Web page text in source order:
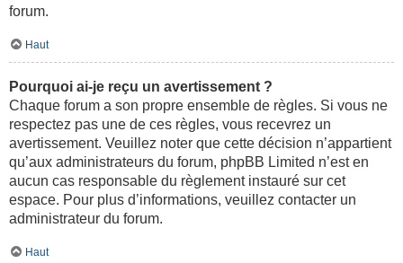
forum.
Haut
Pourquoi ai-je reçu un avertissement ?
Chaque forum a son propre ensemble de règles. Si vous ne
respectez pas une de ces règles, vous recevrez un
avertissement. Veuillez noter que cette décision n’appartient
qu’aux administrateurs du forum, phpBB Limited n’est en
aucun cas responsable du règlement instauré sur cet
espace. Pour plus d’informations, veuillez contacter un
administrateur du forum.
Haut